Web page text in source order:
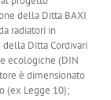
della Ditta BAXI
radiatori in
Ditta Cordivari
ecologiche (DIN
è dimensionato
(ex Legge 10);